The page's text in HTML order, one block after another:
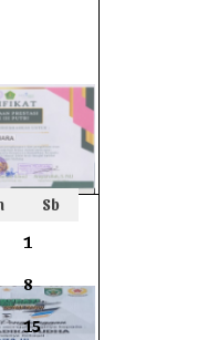
Sb
1
8
15